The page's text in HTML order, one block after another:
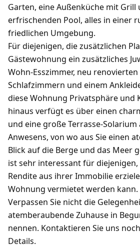
Garten, eine Außenküche mit Grill
erfrischenden Pool, alles in einer
friedlichen Umgebung.
Für diejenigen, die zusätzlichen
Gästewohnung ein zusätzliches
Wohn-Esszimmer, neu renovierten
Schlafzimmern und einem
diese Wohnung Privatsphäre und
hinaus verfügt es über einen
und eine große Terrasse-Solarium
Anwesens, von wo aus Sie einen
Blick auf die Berge und das Meer
ist sehr interessant für
Rendite aus ihrer Immobilie
Wohnung vermietet werden kann.
Verpassen Sie nicht die
atemberaubende Zuhause in
nennen. Kontaktieren Sie uns
Details.